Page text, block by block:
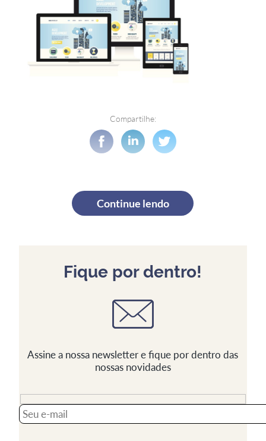
Compartilhe:
Continue lendo
Fique por dentro!
Assine a nossa newsletter e fique por dentro das
nossas novidades